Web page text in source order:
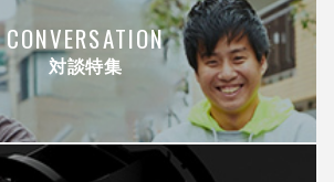
CONVERSATION
対談特集